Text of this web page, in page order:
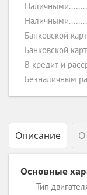
Наличными
Наличными
Банковской
Банковской
В кредит и
Безналичным
Описание
Основные
Тип